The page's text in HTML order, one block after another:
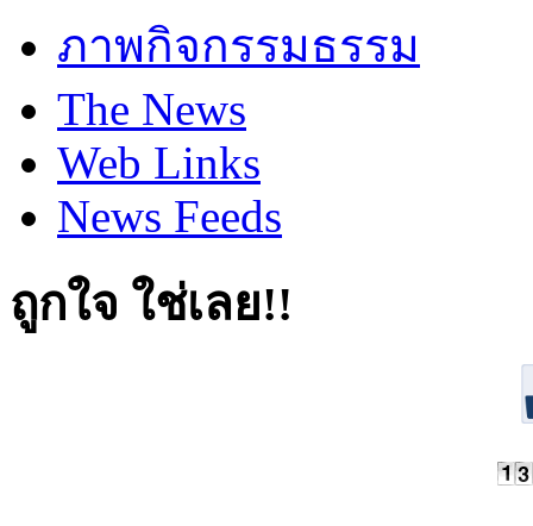
ภาพกิจกรรมธรรม
The News
Web Links
News Feeds
ถูกใจ ใช่เลย!!